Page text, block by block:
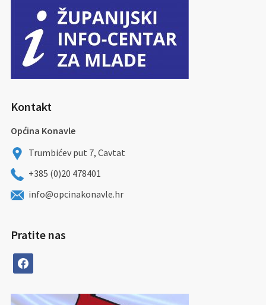
Kontakt
Općina Konavle
Trumbićev put 7, Cavtat
+385 (0)20 478401
info@opcinakonavle.hr
Pratite nas
facebook